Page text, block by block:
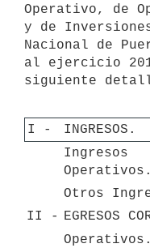
Operativo, de
y de
Nacional de
al ejercicio
INGRESOS.
Ingresos
Operativos.
Otros
II - EGRESOS
Operativos.